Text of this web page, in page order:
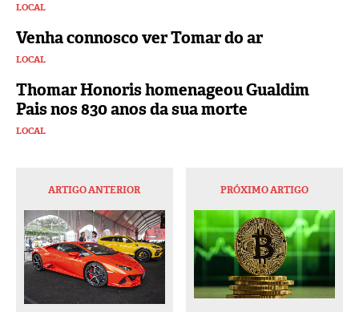
LOCAL
Venha connosco ver Tomar do ar
LOCAL
Thomar Honoris homenageou Gualdim
Pais nos 830 anos da sua morte
LOCAL
ARTIGO ANTERIOR PRÓXIMO ARTIGO